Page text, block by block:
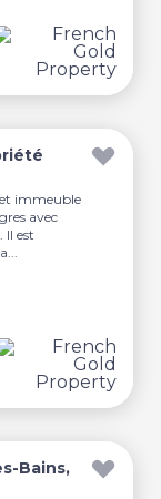
immeuble
avec
Il est
Bains,